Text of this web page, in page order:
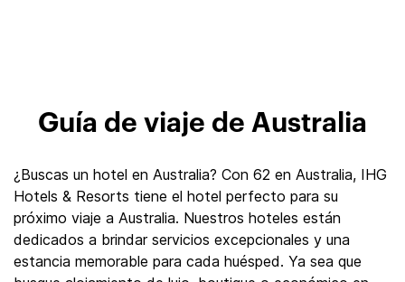
Guía de viaje de Australia
¿Buscas un hotel en Australia? Con 62 en Australia, IHG
Hotels & Resorts tiene el hotel perfecto para su
próximo viaje a Australia. Nuestros hoteles están
dedicados a brindar servicios excepcionales y una
estancia memorable para cada huésped. Ya sea que